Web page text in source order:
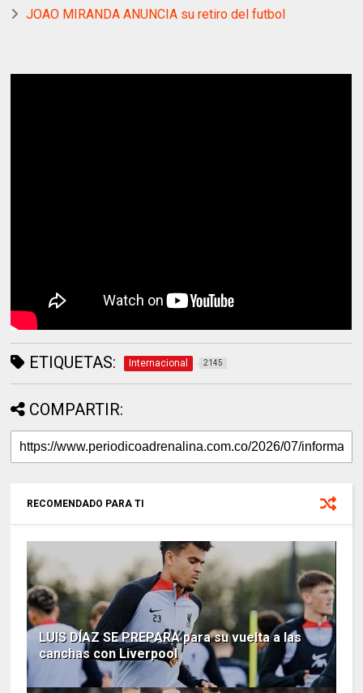
JOAO MIRANDA ANUNCIA su retiro del futbol
ETIQUETAS: Internacional 2145
COMPARTIR:
RECOMENDADO PARA TI
LUIS DÍAZ SE PREPARA para su vuelta a las
canchas con Liverpool